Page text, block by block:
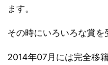
ます。
その時にいろいろな賞を
2014年07月には完全移